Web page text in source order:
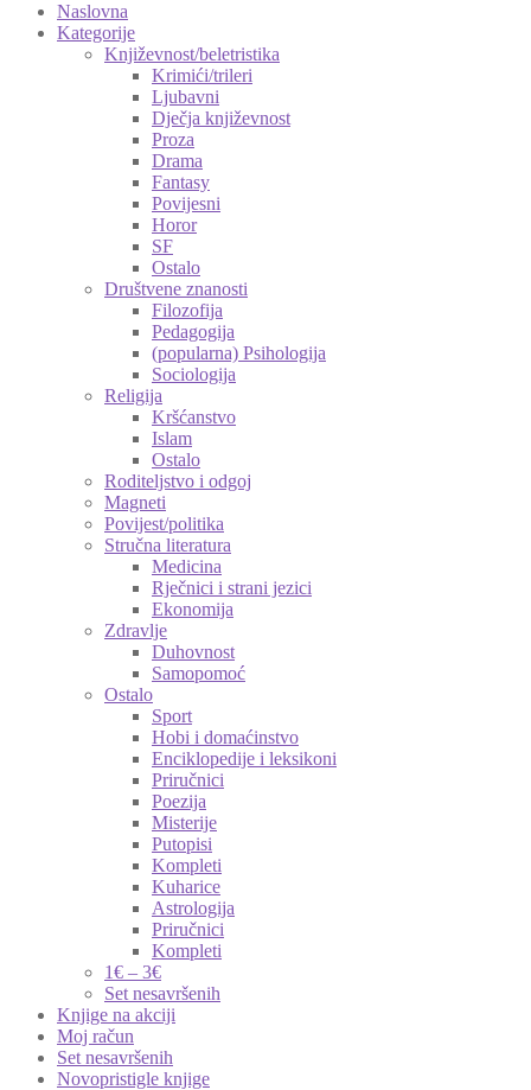
Naslovna
Kategorije
Književnost/beletristika
Krimići/trileri
Ljubavni
Dječja književnost
Proza
Drama
Fantasy
Povijesni
Horor
SF
Ostalo
Društvene znanosti
Filozofija
Pedagogija
(popularna) Psihologija
Sociologija
Religija
Kršćanstvo
Islam
Ostalo
Roditeljstvo i odgoj
Magneti
Povijest/politika
Stručna literatura
Medicina
Rječnici i strani jezici
Ekonomija
Zdravlje
Duhovnost
Samopomoć
Ostalo
Sport
Hobi i domaćinstvo
Enciklopedije i leksikoni
Priručnici
Poezija
Misterije
Putopisi
Kompleti
Kuharice
Astrologija
Priručnici
Kompleti
1€ – 3€
Set nesavršenih
Knjige na akciji
Moj račun
Set nesavršenih
Novopristigle knjige